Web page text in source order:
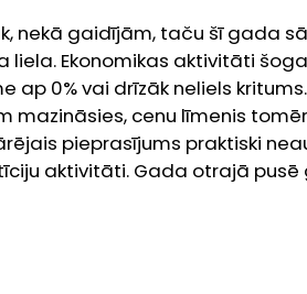
nekā gaidījām, taču šī gada
liela. Ekonomikas aktivitāti
0% vai drīzāk neliels
mazināsies, cenu līmenis
pieprasījums praktiski
aktivitāti. Gada otrajā